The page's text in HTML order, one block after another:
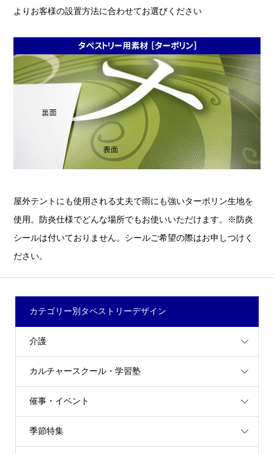
よりお客様の設置方法に合わせてお選びください
屋外テントにも使用される丈夫で雨にも強いターポリン生地を
使用。防炎仕様でどんな場所でもお使いいただけます。※防炎
シールは付いておりません。シールご希望の際はお申しつけく
ださい。
カテゴリー別タペストリーデザイン
介護
カルチャースクール・学習塾
催事・イベント
季節特集